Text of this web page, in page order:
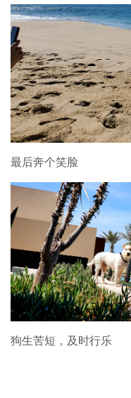
最后奔个笑脸
狗生苦短，及时行乐